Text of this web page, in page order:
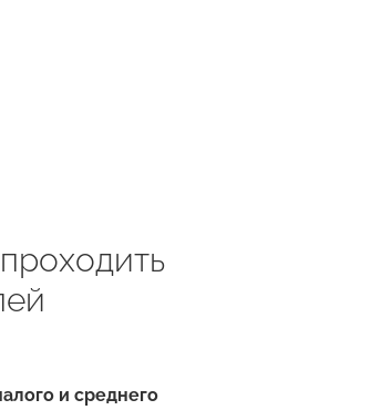
и среднего